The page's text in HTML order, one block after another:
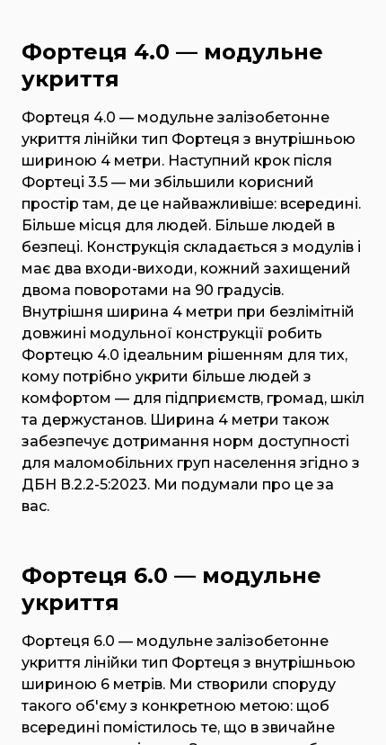
Фортеця 4.0 — модульне
укриття
Фортеця 4.0 — модульне залізобетонне
укриття лінійки тип Фортеця з внутрішньою
шириною 4 метри. Наступний крок після
Фортеці 3.5 — ми збільшили корисний
простір там, де це найважливіше: всередині.
Більше місця для людей. Більше людей в
безпеці. Конструкція складається з модулів і
має два входи-виходи, кожний захищений
двома поворотами на 90 градусів.
Внутрішня ширина 4 метри при безлімітній
довжині модульної конструкції робить
Фортецю 4.0 ідеальним рішенням для тих,
кому потрібно укрити більше людей з
комфортом — для підприємств, громад, шкіл
та держустанов. Ширина 4 метри також
забезпечує дотримання норм доступності
для маломобільних груп населення згідно з
ДБН В.2.2-5:2023. Ми подумали про це за
вас.
Фортеця 6.0 — модульне
укриття
Фортеця 6.0 — модульне залізобетонне
укриття лінійки тип Фортеця з внутрішньою
шириною 6 метрів. Ми створили споруду
такого об'єму з конкретною метою: щоб
всередині помістилось те, що в звичайне